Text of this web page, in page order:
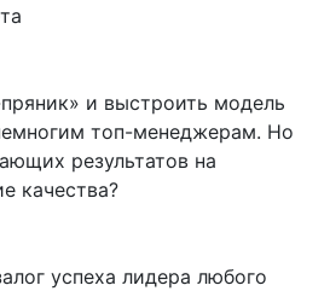
и выстроить модель
топ-менеджерам. Но
результатов на
качества?
успеха лидера любого